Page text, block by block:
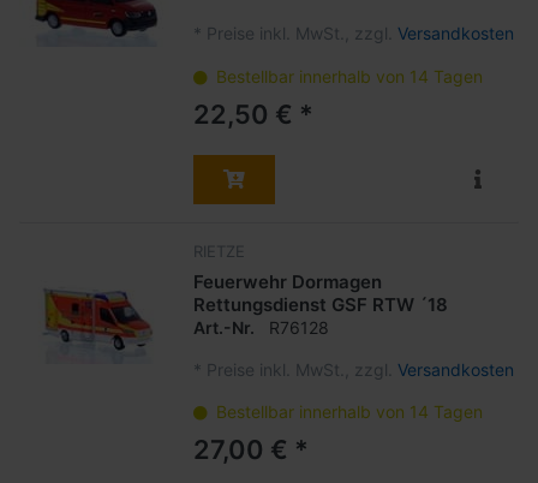
* Preise inkl. MwSt., zzgl. Versandkosten
Bestellbar innerhalb von 14 Tagen
22,50 € *
RIETZE
Feuerwehr Dormagen
Rettungsdienst GSF RTW ´18
Art.-Nr. R76128
* Preise inkl. MwSt., zzgl. Versandkosten
Bestellbar innerhalb von 14 Tagen
27,00 € *